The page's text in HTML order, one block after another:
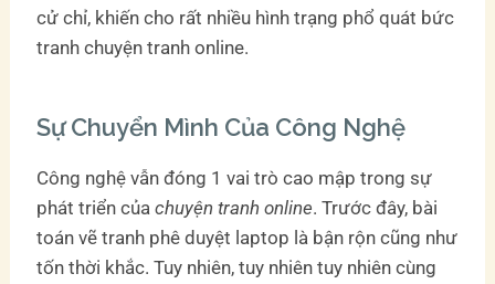
cử chỉ, khiến cho rất nhiều hình trạng phổ quát bức
tranh chuyện tranh online.
Sự Chuyển Mình Của Công Nghệ
Công nghệ vẫn đóng 1 vai trò cao mập trong sự
phát triển củachuyện tranh online. Trước đây, bài
toán vẽ tranh phê duyệt laptop là bận rộn cũng như
tốn thời khắc. Tuy nhiên, tuy nhiên tuy nhiên cùng